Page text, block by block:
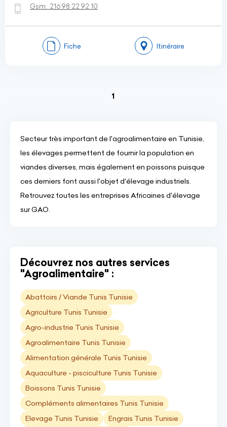
Gsm: 216 98 22 92 10
Fiche Itinéraire
1
Secteur très important de l'agroalimentaire en Tunisie,
les élevages permettent de fournir la population en
viandes diverses, mais également en poissons puisque
ces derniers font aussi l'objet d'élevage industriels.
Retrouvez toutes les entreprises Africaines d'élevage
sur GAO.
Découvrez nos autres services
"Agroalimentaire" :
Abattoirs / Viande Tunis Tunisie
Agriculture Tunis Tunisie
Agro-industrie Tunis Tunisie
Agroalimentaire Tunis Tunisie
Alimentation générale Tunis Tunisie
Aquaculture - pisciculture Tunis Tunisie
Boissons Tunis Tunisie
Compléments alimentaires Tunis Tunisie
Elevage Tunis Tunisie
Engrais Tunis Tunisie